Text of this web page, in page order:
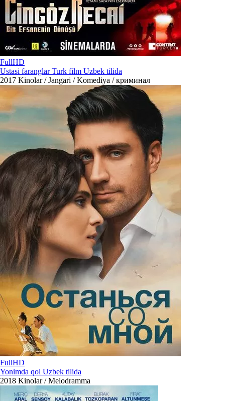
FullHD
Ustasi faranglar Turk film Uzbek tilida
2017 Kinolar / Jangari / Komediya / криминал
FullHD
Yonimda qol Uzbek tilida
2018 Kinolar / Melodramma